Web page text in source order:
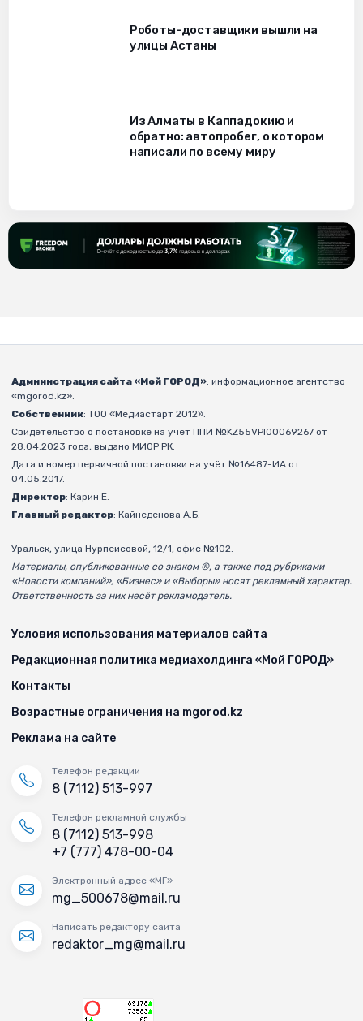
Роботы-доставщики вышли на
улицы Астаны
Из Алматы в Каппадокию и
обратно: автопробег, о котором
написали по всему миру
Администрация сайта «Мой ГОРОД»: информационное агентство
«mgorod.kz».
Собственник: ТОО «Медиастарт 2012».
Свидетельство о постановке на учёт ППИ №KZ55VPI00069267 от
28.04.2023 года, выдано МИОР РК.
Дата и номер первичной постановки на учёт №16487-ИА от
04.05.2017.
Директор: Карин Е.
Главный редактор: Кайнеденова А.Б.
Уральск, улица Нурпеисовой, 12/1, офис №102.
Материалы, опубликованные со знаком ®, а также под рубриками
«Новости компаний», «Бизнес» и «Выборы» носят рекламный характер.
Ответственность за них несёт рекламодатель.
Условия использования материалов сайта
Редакционная политика медиахолдинга «Мой ГОРОД»
Контакты
Возрастные ограничения на mgorod.kz
Реклама на сайте
Телефон редакции
8 (7112) 513-997
Телефон рекламной службы
8 (7112) 513-998
+7 (777) 478-00-04
Электронный адрес «МГ»
mg_500678@mail.ru
Написать редактору сайта
redaktor_mg@mail.ru